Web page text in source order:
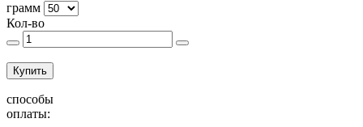
грамм
Кол-во
Купить
cпособы
оплаты: